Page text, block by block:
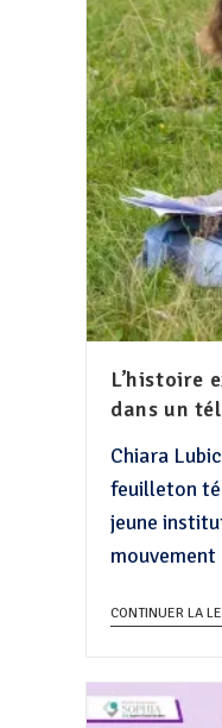
L’histoire
dans un
Chiara
feuilleton
jeune
CONTINUER LA